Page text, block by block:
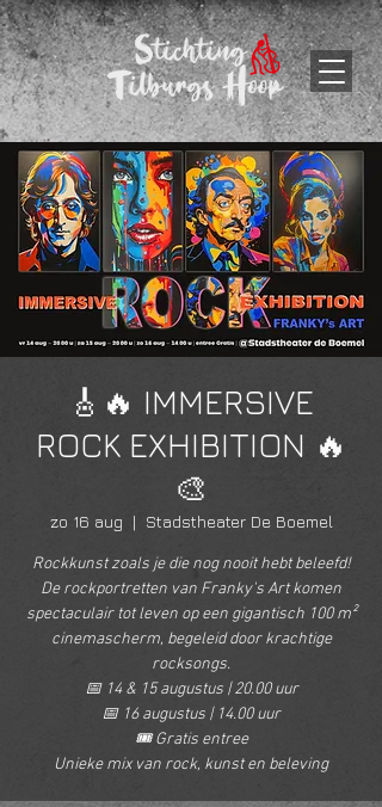
🎸🔥 IMMERSIVE
ROCK EXHIBITION 🔥
🎨
zo 16 aug
  |
Stadstheater De Boemel
Rockkunst zoals je die nog nooit hebt beleefd!
De rockportretten van Franky's Art komen
spectaculair tot leven op een gigantisch 100 m²
cinemascherm, begeleid door krachtige
rocksongs.
📅 14 & 15 augustus | 20.00 uur
📅 16 augustus | 14.00 uur
🎟️ Gratis entree
Unieke mix van rock, kunst en beleving